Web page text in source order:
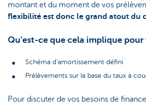
montant et du moment de vos
flexibilité est donc le grand atout du
Qu’est-ce que cela implique pour
Schéma d’amortissement défini
Prélèvements sur la base du taux à
Pour discuter de vos besoins de